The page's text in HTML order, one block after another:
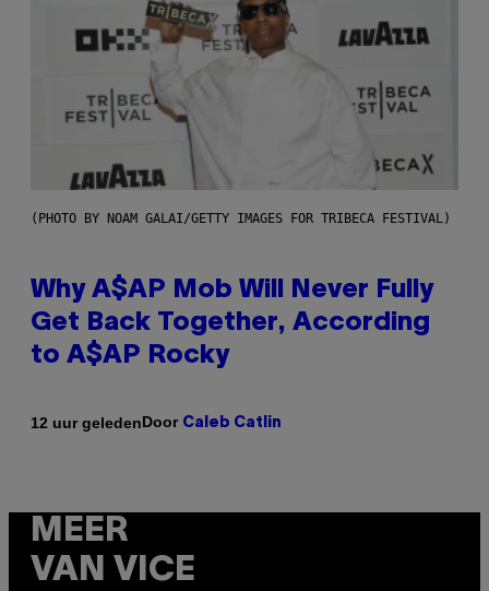
(PHOTO BY NOAM GALAI/GETTY IMAGES FOR TRIBECA FESTIVAL)
Why A$AP Mob Will Never Fully
Get Back Together, According
to A$AP Rocky
12 uur geledenDoor Caleb Catlin
MEER
VAN VICE